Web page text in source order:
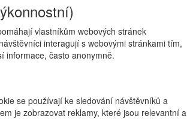
vlastníkům webových stránek
interagují s webovými stránkami tím,
informace, často anonymně.
se používají ke sledování návštěvníků a
je zobrazovat reklamy, které jsou relevantní a